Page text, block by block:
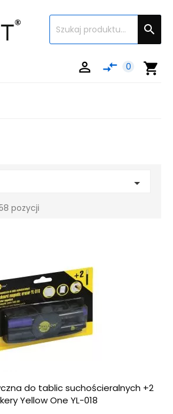

shopping_cart
compare_arrows 0


pozycji
do tablic suchościeralnych +2
Yellow One YL-018